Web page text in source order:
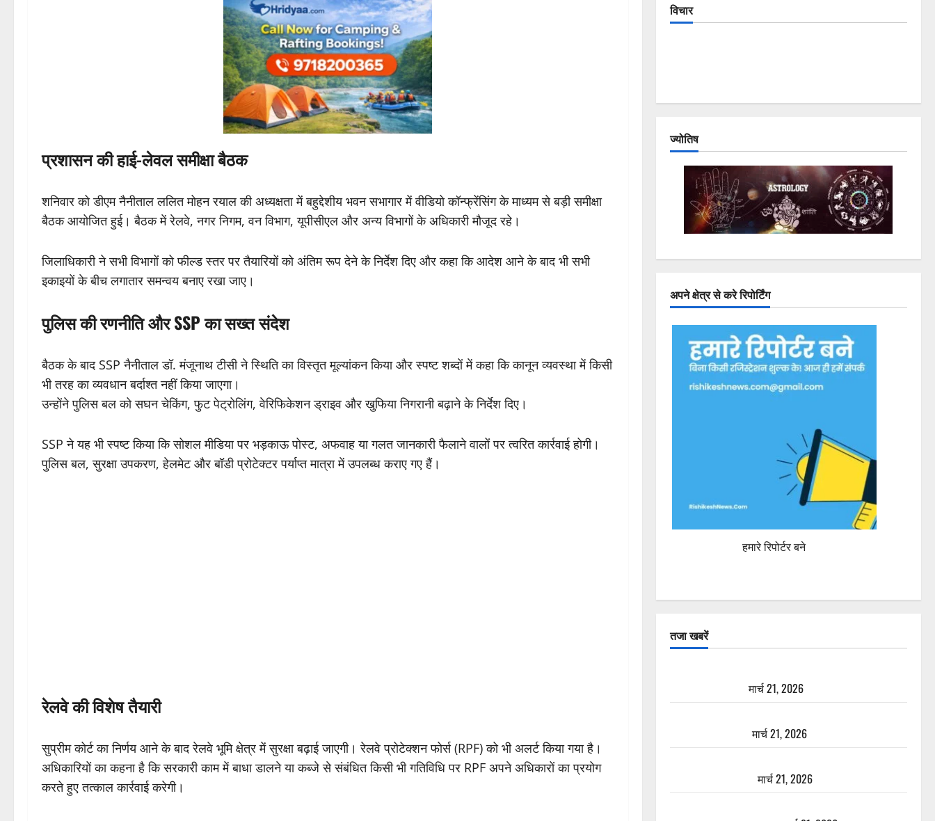
प्रशासन की हाई-लेवल समीक्षा बैठक
शनिवार को डीएम नैनीताल ललित मोहन रयाल की अध्यक्षता में बहुद्देशीय भवन सभागार में वीडियो कॉन्फ्रेंसिंग के माध्यम से बड़ी समीक्षा
बैठक आयोजित हुई। बैठक में रेलवे, नगर निगम, वन विभाग, यूपीसीएल और अन्य विभागों के अधिकारी मौजूद रहे।
जिलाधिकारी ने सभी विभागों को फील्ड स्तर पर तैयारियों को अंतिम रूप देने के निर्देश दिए और कहा कि आदेश आने के बाद भी सभी
इकाइयों के बीच लगातार समन्वय बनाए रखा जाए।
पुलिस की रणनीति और SSP का सख्त संदेश
बैठक के बाद SSP नैनीताल डॉ. मंजूनाथ टीसी ने स्थिति का विस्तृत मूल्यांकन किया और स्पष्ट शब्दों में कहा कि कानून व्यवस्था में किसी
भी तरह का व्यवधान बर्दाश्त नहीं किया जाएगा।
उन्होंने पुलिस बल को सघन चेकिंग, फुट पेट्रोलिंग, वेरिफिकेशन ड्राइव और खुफिया निगरानी बढ़ाने के निर्देश दिए।
SSP ने यह भी स्पष्ट किया कि सोशल मीडिया पर भड़काऊ पोस्ट, अफवाह या गलत जानकारी फैलाने वालों पर त्वरित कार्रवाई होगी।
पुलिस बल, सुरक्षा उपकरण, हेलमेट और बॉडी प्रोटेक्टर पर्याप्त मात्रा में उपलब्ध कराए गए हैं।
रेलवे की विशेष तैयारी
सुप्रीम कोर्ट का निर्णय आने के बाद रेलवे भूमि क्षेत्र में सुरक्षा बढ़ाई जाएगी। रेलवे प्रोटेक्शन फोर्स (RPF) को भी अलर्ट किया गया है।
अधिकारियों का कहना है कि सरकारी काम में बाधा डालने या कब्जे से संबंधित किसी भी गतिविधि पर RPF अपने अधिकारों का प्रयोग
करते हुए तत्काल कार्रवाई करेगी।
विचार
ज्योतिष
अपने क्षेत्र से करे रिपोर्टिंग
हमारे रिपोर्टर बने
तजा खबरें
मार्च 21, 2026
मार्च 21, 2026
मार्च 21, 2026